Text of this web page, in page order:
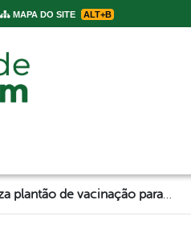
MAPA DO SITE ALT+B